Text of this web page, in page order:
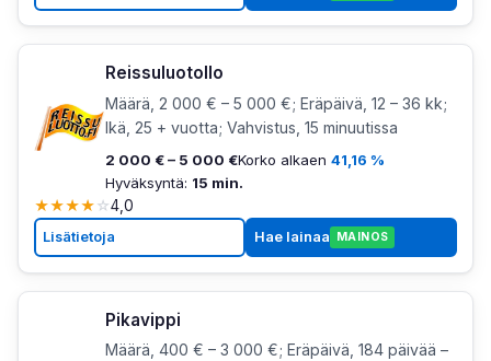
Reissuluotollo
Määrä, 2 000 € – 5 000 €; Eräpäivä, 12 – 36 kk;
Ikä, 25 + vuotta; Vahvistus, 15 minuutissa
2 000 € – 5 000 €Korko alkaen 41,16 %
Hyväksyntä: 15 min.
★★★★☆4,0
Lisätietoja Hae lainaa MAINOS
Pikavippi
Määrä, 400 € – 3 000 €; Eräpäivä, 184 päivää –